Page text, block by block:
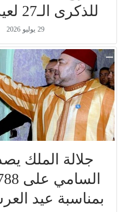
للذكرى الـ27 لعيد العرش
29 يوليو 2026
جلالة الملك
بمناسبة عيد